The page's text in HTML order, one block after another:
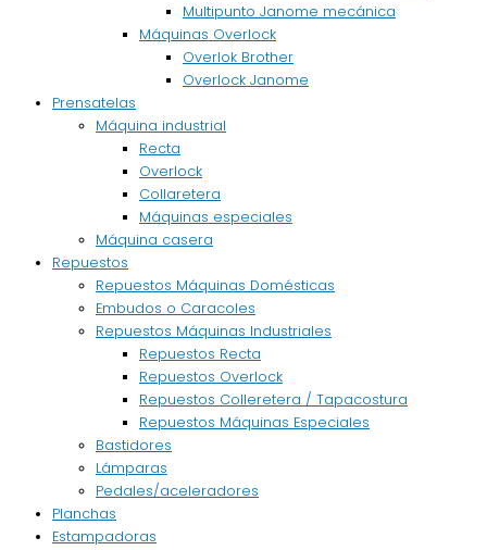
Multipunto Janome mecánica
Máquinas Overlock
Overlok Brother
Overlock Janome
Prensatelas
Máquina industrial
Recta
Overlock
Collaretera
Máquinas especiales
Máquina casera
Repuestos
Repuestos Máquinas Domésticas
Embudos o Caracoles
Repuestos Máquinas Industriales
Repuestos Recta
Repuestos Overlock
Repuestos Colleretera / Tapacostura
Repuestos Máquinas Especiales
Bastidores
Lámparas
Pedales/aceleradores
Planchas
Estampadoras